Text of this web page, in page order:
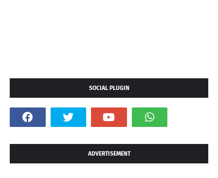
SOCIAL PLUGIN
ADVERTISEMENT